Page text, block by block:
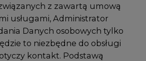
z zawartą umową
usługami, Administrator
Danych osobowych tylko
to niezbędne do obsługi
kontakt. Podstawą